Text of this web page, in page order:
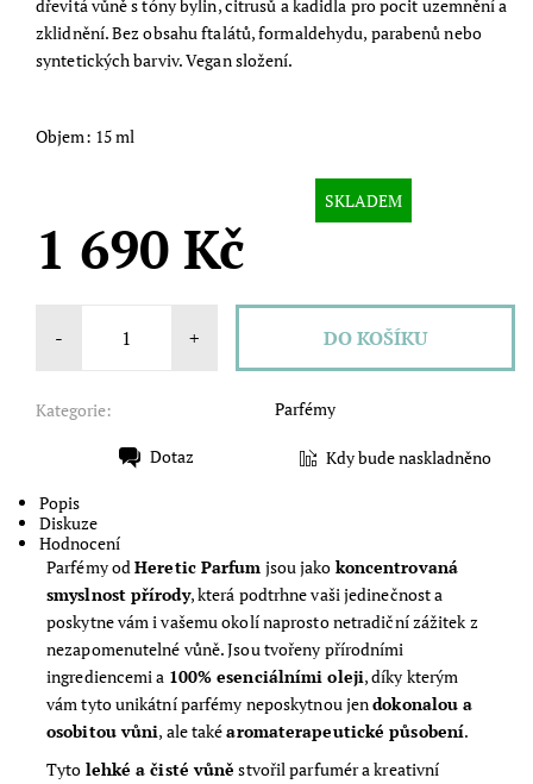
dřevitá vůně s tóny bylin, citrusů a kadidla pro pocit uzemnění a
zklidnění. Bez obsahu ftalátů, formaldehydu, parabenů nebo
syntetických barviv. Vegan složení.
Objem: 15 ml
SKLADEM
1 690 Kč
- +
Kategorie: Parfémy
Dotaz Kdy bude naskladněno
Popis
Diskuze
Hodnocení
Parfémy odHeretic Parfum jsou jako koncentrovaná
smyslnost přírody, která podtrhne vaši jedinečnost a
poskytne vám i vašemu okolí naprosto netradiční zážitek z
nezapomenutelné vůně. Jsou tvořeny přírodními
ingrediencemi a 100% esenciálními oleji, díky kterým
vám tyto unikátní parfémy neposkytnou jendokonalou a
osobitou vůni, ale takéaromaterapeutické působení.
Tyto lehké a čisté vůně stvořil parfumér a kreativní